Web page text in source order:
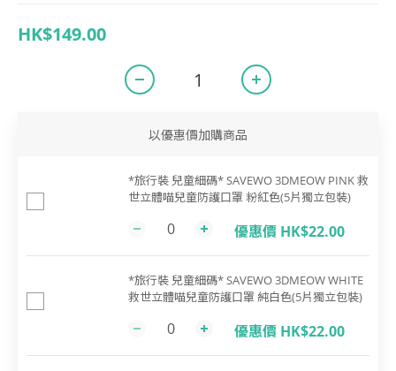
HK$149.00
以優惠價加購商品
*旅行裝 兒童細碼* SAVEWO 3DMEOW PINK 救
世立體喵兒童防護口罩 粉紅色(5片獨立包裝)
優惠價 HK$22.00
*旅行裝 兒童細碼* SAVEWO 3DMEOW WHITE
救世立體喵兒童防護口罩 純白色(5片獨立包裝)
優惠價 HK$22.00